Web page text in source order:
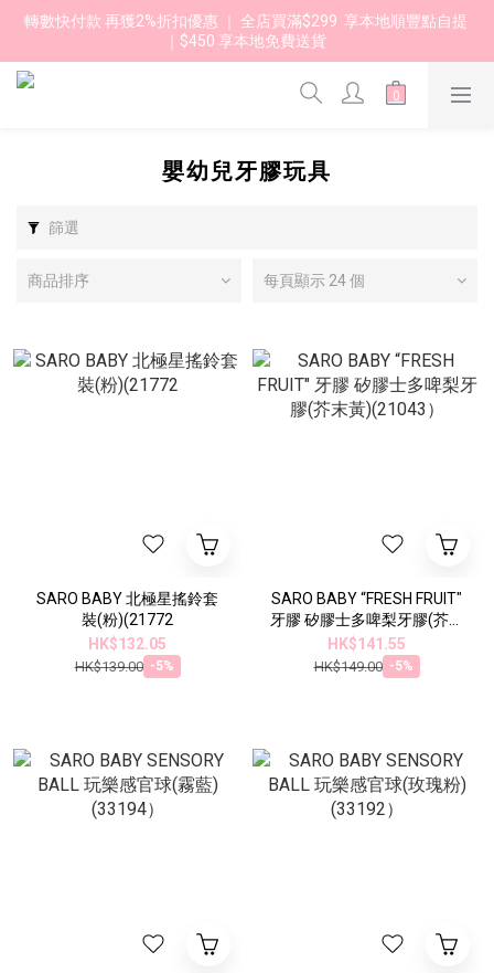
轉數快付款 再獲2%折扣優惠 ｜ 全店買滿$299  享本地順豐點自提
｜$450 享本地免費送貨
嬰幼兒牙膠玩具
篩選
商品排序 每頁顯示 24 個
SARO BABY 北極星搖鈴套
裝(粉)(21772
HK$132.05
HK$139.00 -5%
SARO BABY “FRESH FRUIT"
牙膠 矽膠士多啤梨牙膠(芥末
黃)(21043）
HK$141.55
HK$149.00 -5%